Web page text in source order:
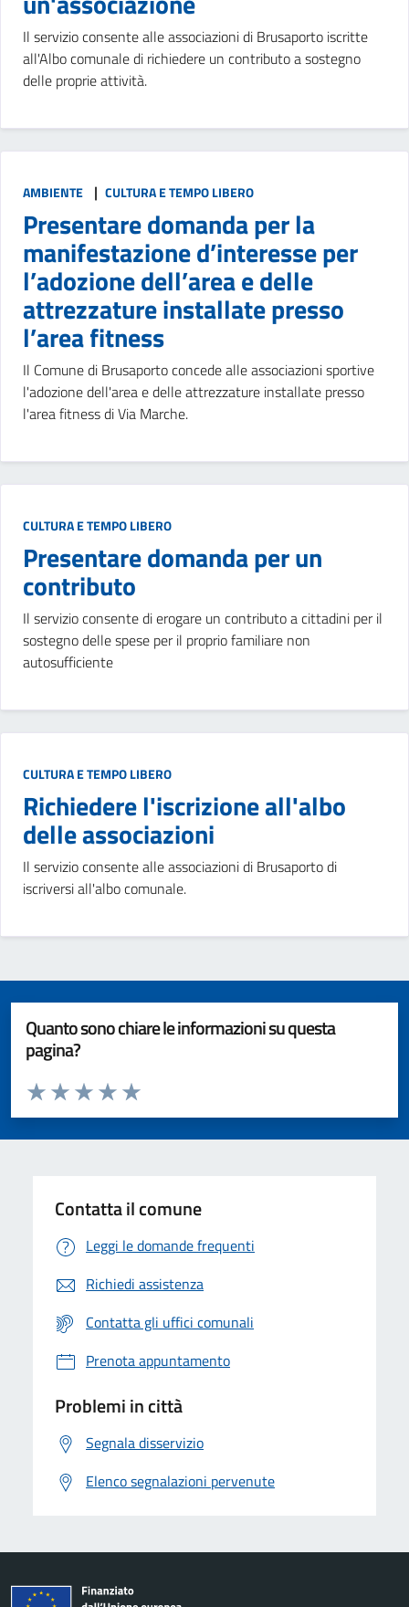
Il servizio consente alle associazioni di Brusaporto iscritte
all'Albo comunale di richiedere un contributo a sostegno
delle proprie attività.
AMBIENTE | CULTURA E TEMPO LIBERO
Presentare domanda per la
manifestazione d’interesse per
l’adozione dell’area e delle
attrezzature installate presso
l’area fitness
Il Comune di Brusaporto concede alle associazioni sportive
l'adozione dell'area e delle attrezzature installate presso
l'area fitness di Via Marche.
CULTURA E TEMPO LIBERO
Presentare domanda per un
contributo
Il servizio consente di erogare un contributo a cittadini per il
sostegno delle spese per il proprio familiare non
autosufficiente
CULTURA E TEMPO LIBERO
Richiedere l'iscrizione all'albo
delle associazioni
Il servizio consente alle associazioni di Brusaporto di
iscriversi all'albo comunale.
Quanto sono chiare le informazioni su questa
pagina?
Valuta da 1 a 5 stelle la pagina
Valuta 5 stelle su 5
Valuta 4 stelle su 5
Valuta 3 stelle su 5
Valuta 2 stelle su 5
Valuta 1 stelle su 5
Contatta il comune
Leggi le domande frequenti
Richiedi assistenza
Contatta gli uffici comunali
Prenota appuntamento
Problemi in città
Segnala disservizio
Elenco segnalazioni pervenute